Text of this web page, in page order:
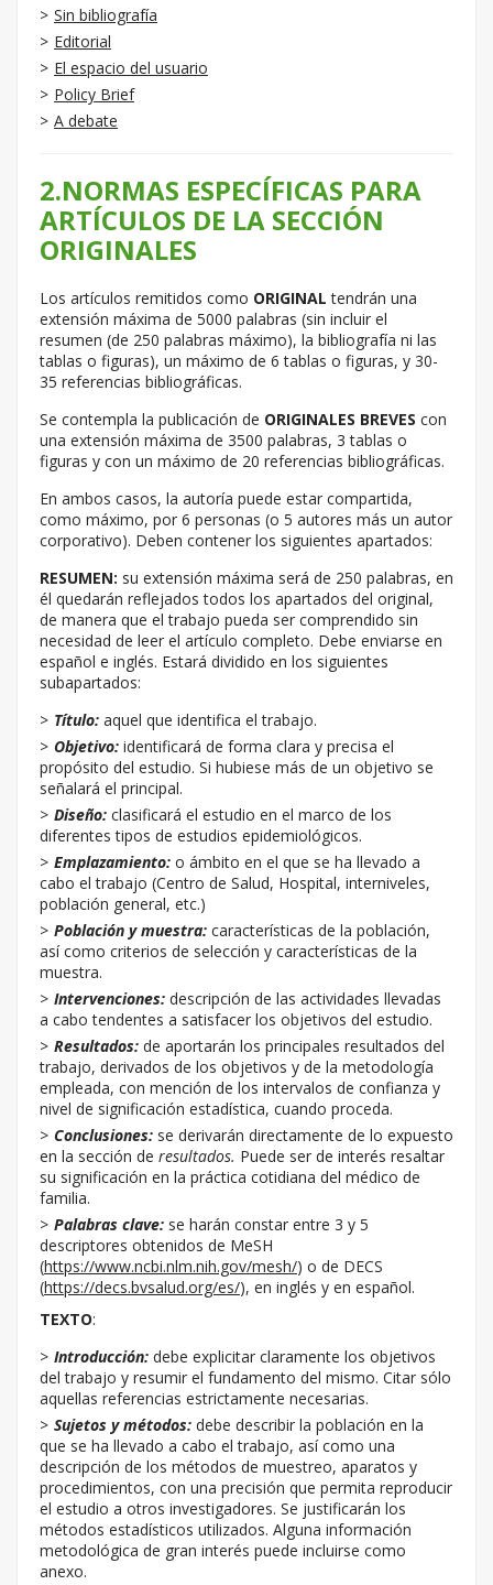
Sin bibliografía
Editorial
El espacio del usuario
Policy Brief
A debate
2.NORMAS ESPECÍFICAS PARA
ARTÍCULOS DE LA SECCIÓN
ORIGINALES
Los artículos remitidos como ORIGINAL tendrán una
extensión máxima de 5000 palabras (sin incluir el
resumen (de 250 palabras máximo), la bibliografía ni las
tablas o figuras), un máximo de 6 tablas o figuras, y 30-
35 referencias bibliográficas.
Se contempla la publicación de ORIGINALES BREVES con
una extensión máxima de 3500 palabras, 3 tablas o
figuras y con un máximo de 20 referencias bibliográficas.
En ambos casos, la autoría puede estar compartida,
como máximo, por 6 personas (o 5 autores más un autor
corporativo). Deben contener los siguientes apartados:
RESUMEN: su extensión máxima será de 250 palabras, en
él quedarán reflejados todos los apartados del original,
de manera que el trabajo pueda ser comprendido sin
necesidad de leer el artículo completo. Debe enviarse en
español e inglés. Estará dividido en los siguientes
subapartados:
Título: aquel que identifica el trabajo.
Objetivo: identificará de forma clara y precisa el
propósito del estudio. Si hubiese más de un objetivo se
señalará el principal.
Diseño: clasificará el estudio en el marco de los
diferentes tipos de estudios epidemiológicos.
Emplazamiento: o ámbito en el que se ha llevado a
cabo el trabajo (Centro de Salud, Hospital, interniveles,
población general, etc.)
Población y muestra: características de la población,
así como criterios de selección y características de la
muestra.
Intervenciones: descripción de las actividades llevadas
a cabo tendentes a satisfacer los objetivos del estudio.
Resultados: de aportarán los principales resultados del
trabajo, derivados de los objetivos y de la metodología
empleada, con mención de los intervalos de confianza y
nivel de significación estadística, cuando proceda.
Conclusiones: se derivarán directamente de lo expuesto
en la sección de resultados. Puede ser de interés resaltar
su significación en la práctica cotidiana del médico de
familia.
Palabras clave: se harán constar entre 3 y 5
descriptores obtenidos de MeSH
(https://www.ncbi.nlm.nih.gov/mesh/) o de DECS
(https://decs.bvsalud.org/es/), en inglés y en español.
TEXTO:
Introducción: debe explicitar claramente los objetivos
del trabajo y resumir el fundamento del mismo. Citar sólo
aquellas referencias estrictamente necesarias.
Sujetos y métodos: debe describir la población en la
que se ha llevado a cabo el trabajo, así como una
descripción de los métodos de muestreo, aparatos y
procedimientos, con una precisión que permita reproducir
el estudio a otros investigadores. Se justificarán los
métodos estadísticos utilizados. Alguna información
metodológica de gran interés puede incluirse como
anexo.